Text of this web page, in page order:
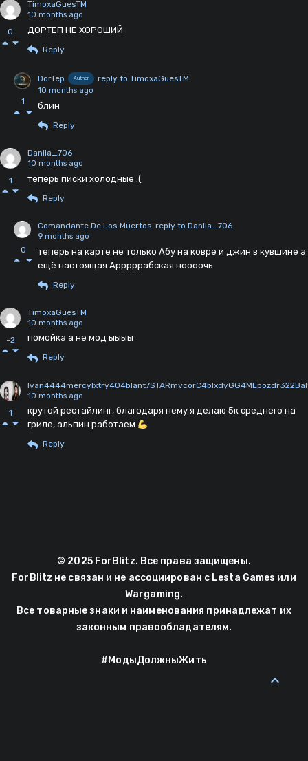
0
TimoxaGuesTM
10 months ago
ДОРТЕП НЕ ХОРОШИЙ
Reply
1
DorTep Author reply to TimoxaGuesTM
10 months ago
блин
Reply
1
Danila_706
10 months ago
теперь писки холодные :(
Reply
0
Comandante De Los Muertos reply to Danila_706
9 months ago
теперь на карте не только Абу на ковре и джин в кувшине а
ещё настоящая Арррррабская ноооочь.
Reply
-2
TimoxaGuesTM
10 months ago
помойка а не мод ыыыы
Reply
1
10 months ago
крутой рестайлинг, благодаря нему я делаю 5к среднего на
гриле, альпин работаем
Reply
© 2025 ForBlitz. Все права защищены.
ForBlitz не связан и не ассоциирован с Lesta Games или
Wargaming.
Все товарные знаки и наименования принадлежат их
законным правообладателям.
#МодыДолжныЖить
expand_less